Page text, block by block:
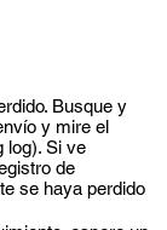
Busque y
y mire el
log). Si ve
de
se haya perdido